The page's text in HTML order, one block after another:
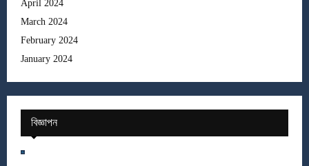
April 2024
March 2024
February 2024
January 2024
বিজ্ঞাপন